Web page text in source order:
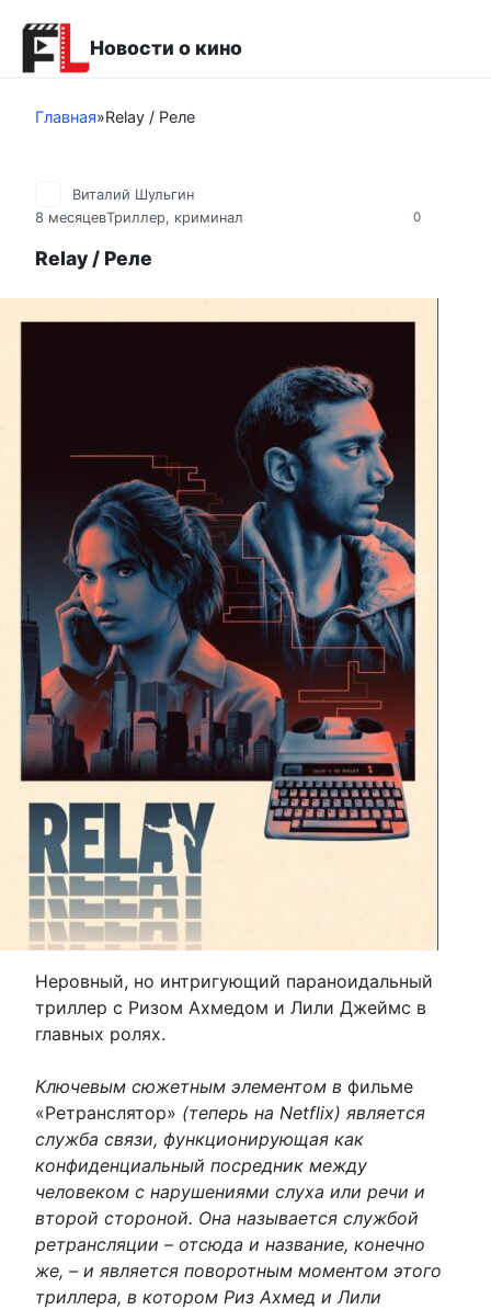
контенту
Новости о кино
Главная»Relay / Реле
0
Виталий Шульгин
8 месяцевТриллер, криминал
Relay / Реле
Неровный, но интригующий параноидальный
триллер с Ризом Ахмедом и Лили Джеймс в
главных ролях.
Ключевым сюжетным элементом в фильме
«Ретранслятор» (теперь на Netflix) является
служба связи, функционирующая как
конфиденциальный посредник между
человеком с нарушениями слуха или речи и
второй стороной. Она называется службой
ретрансляции – отсюда и название, конечно
же, – и является поворотным моментом этого
триллера, в котором Риз Ахмед и Лили